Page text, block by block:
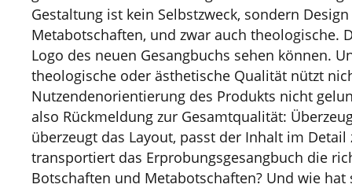
Gestaltung ist kein Selbstzweck, sondern
Metabotschaften, und zwar auch theologische.
Logo des neuen Gesangbuchs sehen können.
theologische oder ästhetische Qualität nützt
Nutzendenorientierung des Produkts nicht
also Rückmeldung zur Gesamtqualität:
überzeugt das Layout, passt der Inhalt im
transportiert das Erprobungsgesangbuch die
Botschaften und Metabotschaften? Und wie hat